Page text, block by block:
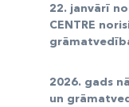
22. janvārī
CENTRE
2026. gads
un